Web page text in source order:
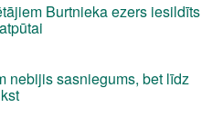
Burtnieka ezers iesildīts
nebijis sasniegums, bet līdz